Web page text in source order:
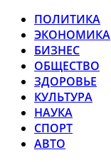
ПОЛИТИКА
ЭКОНОМИКА
БИЗНЕС
ОБЩЕСТВО
ЗДОРОВЬЕ
КУЛЬТУРА
НАУКА
СПОРТ
АВТО